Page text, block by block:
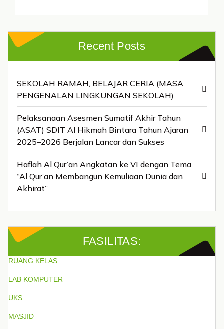
Recent Posts
SEKOLAH RAMAH, BELAJAR CERIA (MASA
PENGENALAN LINGKUNGAN SEKOLAH)
Pelaksanaan Asesmen Sumatif Akhir Tahun
(ASAT) SDIT Al Hikmah Bintara Tahun Ajaran
2025–2026 Berjalan Lancar dan Sukses
Haflah Al Qur’an Angkatan ke VI dengan Tema
“Al Qur’an Membangun Kemuliaan Dunia dan
Akhirat”
FASILITAS:
RUANG KELAS
LAB KOMPUTER
UKS
MASJID